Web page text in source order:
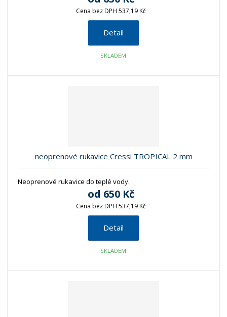
Cena bez DPH 537,19 Kč
Detail
SKLADEM
neoprenové rukavice Cressi TROPICAL 2 mm
Neoprenové rukavice do teplé vody.
od 650 Kč
Cena bez DPH 537,19 Kč
Detail
SKLADEM